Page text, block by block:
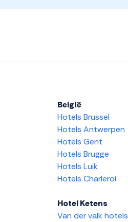
België
Hotels Brussel
Hotels Antwerpen
Hotels Gent
Hotels Brugge
Hotels Luik
Hotels Charleroi
Hotel Ketens
Van der valk hotels